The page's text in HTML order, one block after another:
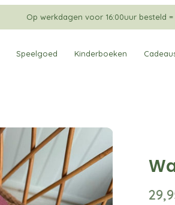
Op werkdagen voor 16:00uur besteld
Speelgoed Kinderboeken